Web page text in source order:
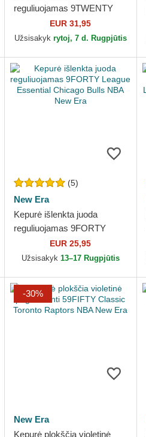
reguliuojamas 9TWENTY
Draft Edition 2023 Chicago
Bulls NBA New Era
EUR 31,95
Užsisakyk rytoj, 7 d. Rugpjūtis
(5)
New Era
Kepurė išlenkta juoda
reguliuojamas 9FORTY
League Essential Chicago
Bulls NBA New Era
EUR 25,95
Užsisakyk 13–17 Rugpjūtis
-30%
New Era
Kepurė plokščia violetinė